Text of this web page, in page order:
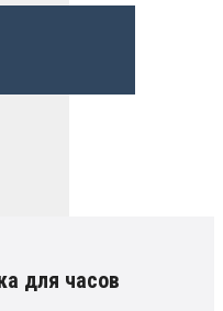
для часов